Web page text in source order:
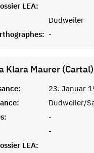
LEA:
Dudweiler
-
Klara Maurer (Cartal)
23. Januar
Dudweiler/
-
-
LEA: